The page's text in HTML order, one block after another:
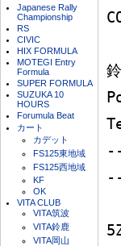
Japanese Rally
Championship
RS
CIVIC
HIX FORMULA
MOTEGI Entry
Formula
SUPER FORMULA
SUZUKA 10
HOURS
Forumula Beat
カート
カデット
FS125東地域
FS125西地域
KF
OK
VITA CLUB
VITA筑波
VITA鈴鹿
VITA岡山